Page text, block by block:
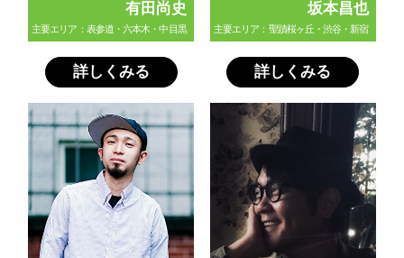
有田尚史
主要エリア：表参道・六本木・中目黒
詳しくみる
坂本昌也
主要エリア：聖蹟桜ヶ丘・渋谷・新宿
詳しくみる